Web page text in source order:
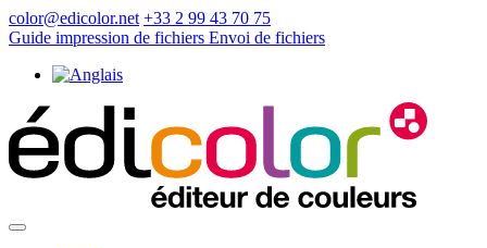
color@edicolor.net +33 2 99 43 70 75
Guide impression de fichiers Envoi de fichiers